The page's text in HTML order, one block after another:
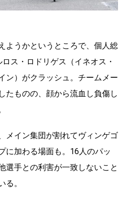
ようかというところで、個人総
ス・ロドリゲス（イネオス・
ン）がクラッシュ。チームメー
たものの、顔から流血し負傷し
メイン集団が割れてヴィンゲゴ
に加わる場面も。16人のパッ
選手との利害が一致しないこと
る。